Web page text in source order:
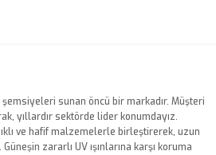
veya görüntülenemiyor.
bilgiler bulunuyor.
sunan öncü bir markadır. Müşteri
yıllardır sektörde lider konumdayız.
ve hafif malzemelerle birleştirerek, uzun
zararlı UV ışınlarına karşı koruma